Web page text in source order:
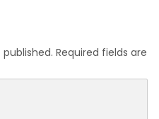
Required fields are